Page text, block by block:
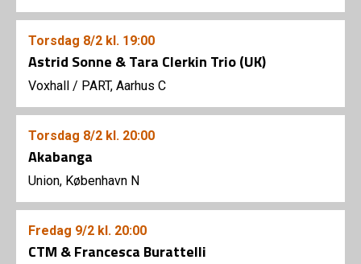
Torsdag 8/2 kl. 19:00
Astrid Sonne & Tara Clerkin Trio (UK)
Voxhall / PART, Aarhus C
Torsdag 8/2 kl. 20:00
Akabanga
Union, København N
Fredag 9/2 kl. 20:00
CTM & Francesca Burattelli